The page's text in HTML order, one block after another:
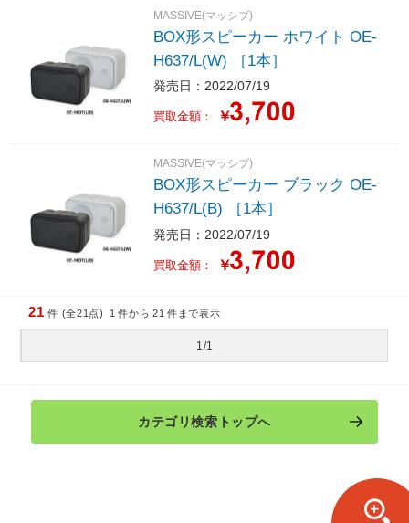
MASSIVE(マッシブ)
BOX形スピーカー ホワイト OE-
H637/L(W) ［1本］
発売日：2022/07/19
買取金額： ￥
MASSIVE(マッシブ)
BOX形スピーカー ブラック OE-
H637/L(B) ［1本］
発売日：2022/07/19
買取金額： ￥
21 件 (全21点) 1 件から 21 件まで表示
1/1
カテゴリ検索トップへ